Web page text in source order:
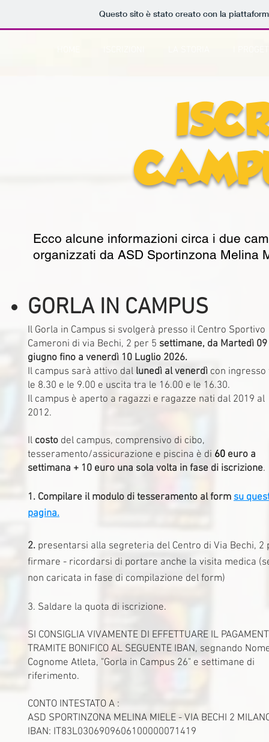
Questo sito è stato creato con la
Ecco alcune informazioni circa i due
organizzati da ASD Sportinzona Melina
GORLA IN CAMPUS
Il Gorla in Campus si svolgerà presso il Centro Sportivo
Cameroni di via Bechi, 2 per 5 settimane, da Martedì 09
giugno fino a venerdì 10 Luglio 2026.
Il campus sarà attivo dal lunedì al venerdì con ingresso
le 8.30 e le 9.00 e uscita tra le 16.00 e le 16.30.
Il campus è aperto a ragazzi e ragazze nati dal 2019 al
2012.
Il costo del campus, comprensivo di cibo,
tesseramento/assicurazione e piscina è di 60 euro a
settimana + 10 euro una sola volta in fase di iscrizione.
1. Compilare il modulo di tesseramento al form su
pagina​.
2. presentarsi alla segreteria del Centro di Via Bechi, 2
firmare - ricordarsi di portare anche la visita medica
non caricata in fase di compilazione del form)
3. Saldare la quota di iscrizione.
SI CONSIGLIA VIVAMENTE DI EFFETTUARE IL
TRAMITE BONIFICO AL SEGUENTE IBAN, segnando
Cognome Atleta, "Gorla in Campus 26" e settimane di
riferimento.
CONTO INTESTATO A :
ASD SPORTINZONA MELINA MIELE - VIA BECHI 2
IBAN: IT83L0306909606100000071419